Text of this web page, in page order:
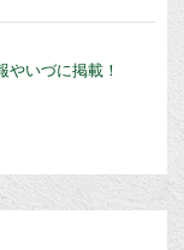
いづに掲載！